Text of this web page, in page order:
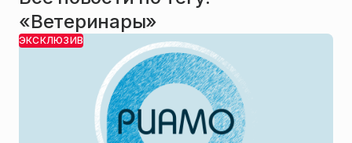
«Ветеринары»
ЭКСКЛЮЗИВ